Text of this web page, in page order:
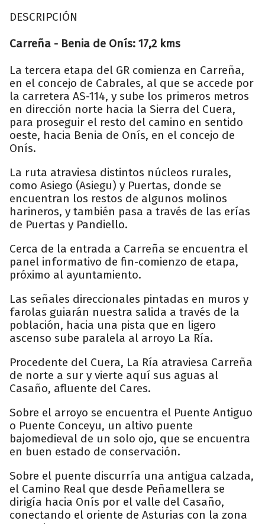
DESCRIPCIÓN
Carreña - Benia de Onís: 17,2 kms
La tercera etapa del GR comienza en Carreña,
en el concejo de Cabrales, al que se accede por
la carretera AS-114, y sube los primeros metros
en dirección norte hacia la Sierra del Cuera,
para proseguir el resto del camino en sentido
oeste, hacia Benia de Onís, en el concejo de
Onís.
La ruta atraviesa distintos núcleos rurales,
como Asiego (Asiegu) y Puertas, donde se
encuentran los restos de algunos molinos
harineros, y también pasa a través de las erías
de Puertas y Pandiello.
Cerca de la entrada a Carreña se encuentra el
panel informativo de fin-comienzo de etapa,
próximo al ayuntamiento.
Las señales direccionales pintadas en muros y
farolas guiarán nuestra salida a través de la
población, hacia una pista que en ligero
ascenso sube paralela al arroyo La Ría.
Procedente del Cuera, La Ría atraviesa Carreña
de norte a sur y vierte aquí sus aguas al
Casaño, afluente del Cares.
Sobre el arroyo se encuentra el Puente Antiguo
o Puente Conceyu, un altivo puente
bajomedieval de un solo ojo, que se encuentra
en buen estado de conservación.
Sobre el puente discurría una antigua calzada,
el Camino Real que desde Peñamellera se
dirigía hacia Onís por el valle del Casaño,
conectando el oriente de Asturias con la zona